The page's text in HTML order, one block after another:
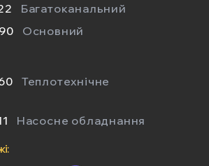
Багатоканальний
Основний
Теплотехнічне
Насосне обладнання